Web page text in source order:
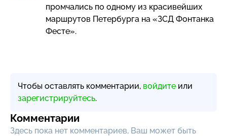
промчались по одному из красивейших
маршрутов Петербурга на «ЗСД Фонтанка
Фесте».
Чтобы оставлять комментарии, войдите или
зарегистрируйтесь.
Комментарии
Здесь пока нет комментариев, Ваш может быть